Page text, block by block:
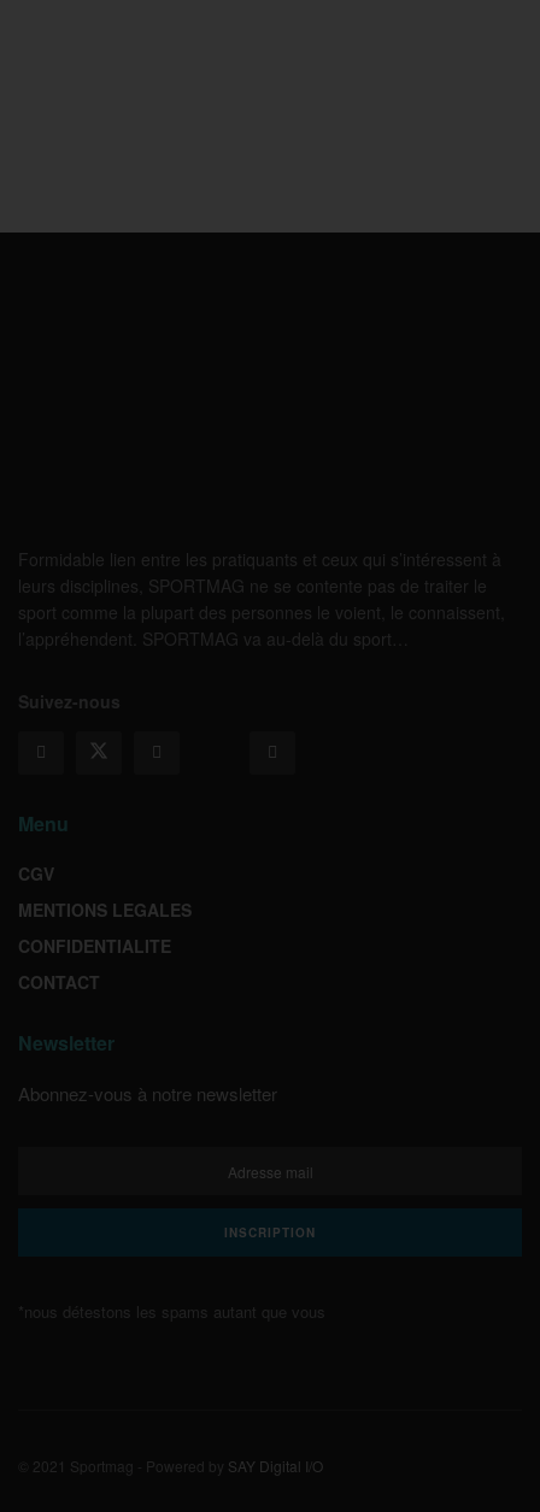
Formidable lien entre les pratiquants et ceux qui s’intéressent à
leurs disciplines, SPORTMAG ne se contente pas de traiter le
sport comme la plupart des personnes le voient, le connaissent,
l’appréhendent. SPORTMAG va au-delà du sport…
Suivez-nous
Menu
CGV
MENTIONS LEGALES
CONFIDENTIALITE
CONTACT
Newsletter
Abonnez-vous à notre newsletter
*nous détestons les spams autant que vous
© 2021 Sportmag - Powered by SAY Digital I/O